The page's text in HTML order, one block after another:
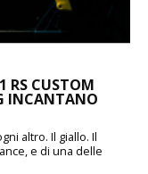
RS CUSTOM
INCANTANO
altro. Il giallo. Il
e di una delle